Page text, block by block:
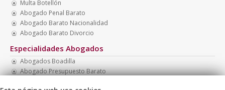
Multa Botellón
Abogado Penal Barato
Abogado Barato Nacionalidad
Abogado Barato Divorcio
Especialidades Abogados
Abogados Boadilla
Abogado Presupuesto Barato